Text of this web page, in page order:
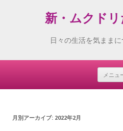
新・ムクド
日々の生活を気ままに
メニュ
月別アーカイブ: 2022年2月